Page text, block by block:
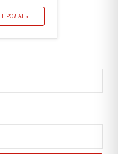
ПРОДАТЬ